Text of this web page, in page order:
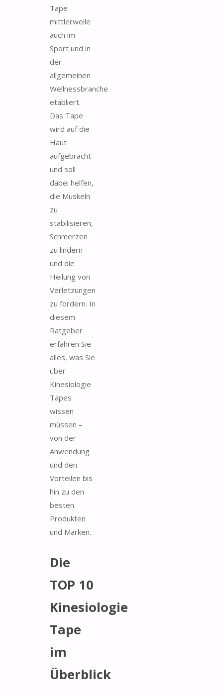
Tape
mittlerweile
auch im
Sport und in
der
allgemeinen
Wellnessbranche
etabliert.
Das Tape
wird auf die
Haut
aufgebracht
und soll
dabei helfen,
die Muskeln
zu
stabilisieren,
Schmerzen
zu lindern
und die
Heilung von
Verletzungen
zu fördern. In
diesem
Ratgeber
erfahren Sie
alles, was Sie
über
Kinesiologie
Tapes
wissen
müssen –
von der
Anwendung
und den
Vorteilen bis
hin zu den
besten
Produkten
und Marken.
Die
TOP 10
Kinesiologie
Tape
im
Überblick